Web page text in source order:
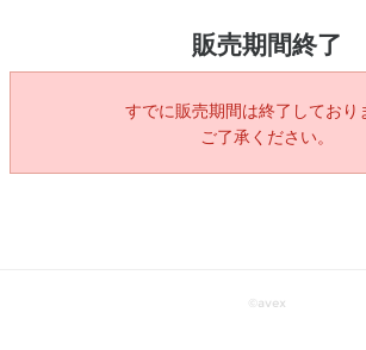
販売期間終了
すでに販売期間は終了しており
ご了承ください。
© avex